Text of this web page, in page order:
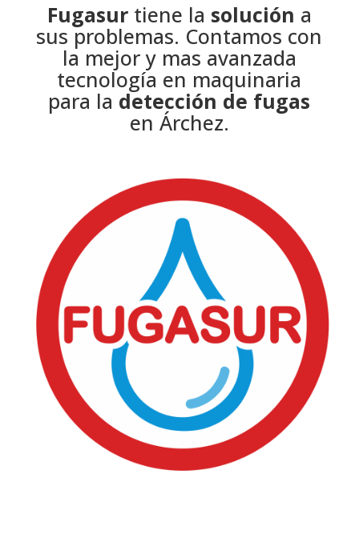
Fugasurtiene la solución a
sus problemas. Contamos con
la mejor y mas avanzada
tecnología en maquinaria
para la detección de fugas
en Árchez.